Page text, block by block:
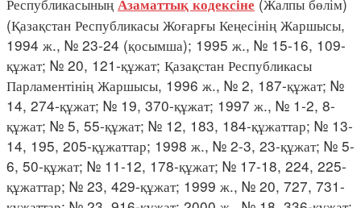
Азаматтық кодексіне
(Қазақстан Республикасы Жоғарғы Кеңесінің Жаршысы,
1994 ж., № 23-24 (қосымша); 1995 ж., № 15-16, 109-
құжат; № 20, 121-құжат; Қазақстан Республикасы
Парламентінің Жаршысы, 1996 ж., № 2, 187-құжат; №
14, 274-құжат; № 19, 370-құжат; 1997 ж., № 1-2, 8-
құжат; № 5, 55-құжат; № 12, 183, 184-құжаттар; № 13-
14, 195, 205-құжаттар; 1998 ж., № 2-3, 23-құжат; № 5-
6, 50-құжат; № 11-12, 178-құжат; № 17-18, 224, 225-
құжаттар; № 23, 429-құжат; 1999 ж., № 20, 727, 731-